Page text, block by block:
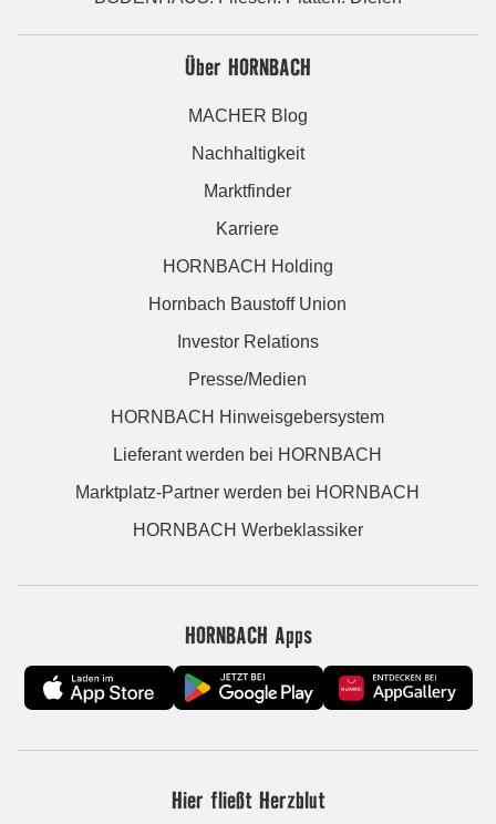
Über HORNBACH
MACHER Blog
Nachhaltigkeit
Marktfinder
Karriere
HORNBACH Holding
Hornbach Baustoff Union
Investor Relations
Presse/Medien
HORNBACH Hinweisgebersystem
Lieferant werden bei HORNBACH
Marktplatz-Partner werden bei HORNBACH
HORNBACH Werbeklassiker
HORNBACH Apps
Hier fließt Herzblut